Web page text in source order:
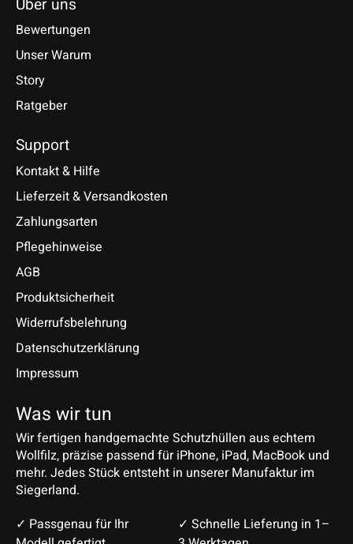
Bewertungen
Unser Warum
Story
Ratgeber
Support
Kontakt & Hilfe
Lieferzeit & Versandkosten
Zahlungsarten
Pflegehinweise
AGB
Produktsicherheit
Widerrufsbelehrung
Datenschutzerklärung
Impressum
Was wir tun
Wir fertigen handgemachte Schutzhüllen aus echtem
Wollfilz, präzise passend für iPhone, iPad, MacBook und
mehr. Jedes Stück entsteht in unserer Manufaktur im
Siegerland.
✓ Passgenau für Ihr
✓ Schnelle Lieferung in 1–